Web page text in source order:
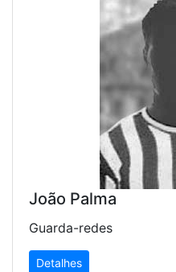
João Palma
Guarda-redes
Detalhes